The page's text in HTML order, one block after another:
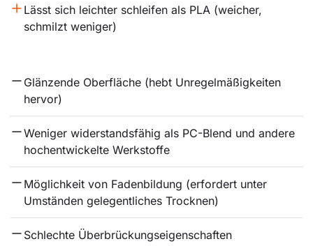
Lässt sich leichter schleifen als PLA (weicher,
schmilzt weniger)
Glänzende Oberfläche (hebt Unregelmäßigkeiten
hervor)
Weniger widerstandsfähig als PC-Blend und andere
hochentwickelte Werkstoffe
Möglichkeit von Fadenbildung (erfordert unter
Umständen gelegentliches Trocknen)
Schlechte Überbrückungseigenschaften